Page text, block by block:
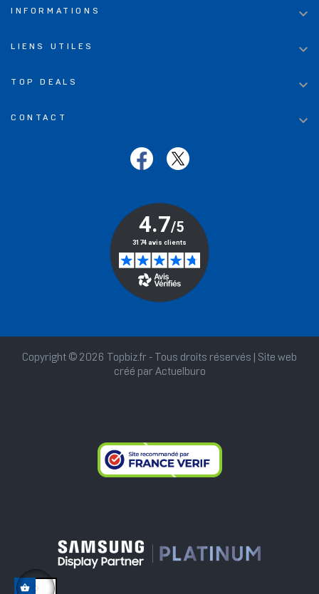
INFORMATIONS 
LIENS UTILES 
TOP DEALS 
CONTACT 
Copyright © 2026 Topbiz.fr - Tous droits réservés | Site web
créé par Actuelburo